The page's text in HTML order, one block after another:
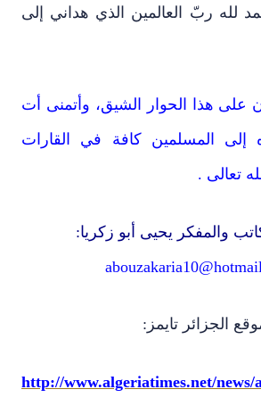
لله ربّ العالمين الذي هداني إلى
على هذا الحوار الشيق، وأتمنى أت
المسلمين كافة في القارات
تعالى .
والمفكر يحيى أبو زكريا:
الجزائر تايمز:
http://www.algeriatimes.net/news/